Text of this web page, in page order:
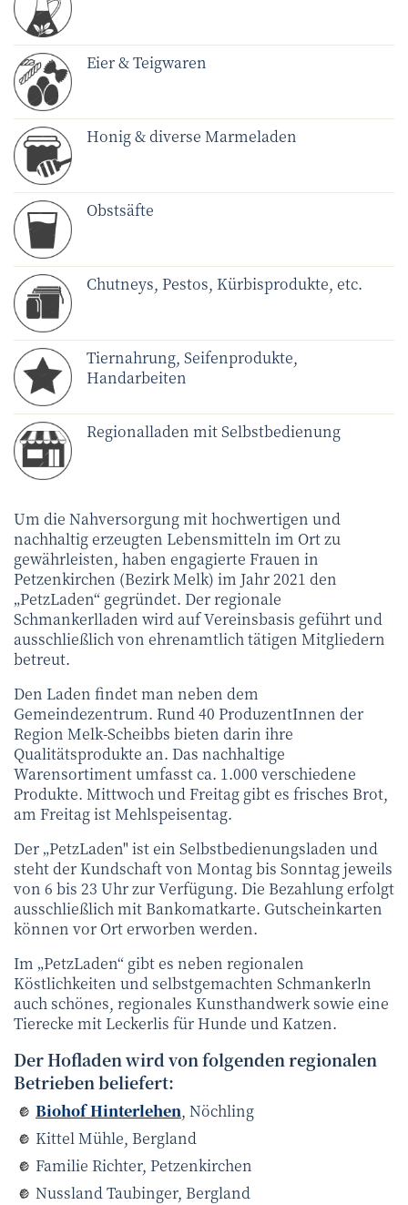
Eier & Teigwaren
Honig & diverse Marmeladen
Obstsäfte
Chutneys, Pestos, Kürbisprodukte, etc.
Tiernahrung, Seifenprodukte,
Handarbeiten
Regionalladen mit Selbstbedienung
Um die Nahversorgung mit hochwertigen und
nachhaltig erzeugten Lebensmitteln im Ort zu
gewährleisten, haben engagierte Frauen in
Petzenkirchen (Bezirk Melk) im Jahr 2021 den
„PetzLaden“ gegründet. Der regionale
Schmankerlladen wird auf Vereinsbasis geführt und
ausschließlich von ehrenamtlich tätigen Mitgliedern
betreut.
Den Laden findet man neben dem
Gemeindezentrum. Rund 40 ProduzentInnen der
Region Melk-Scheibbs bieten darin ihre
Qualitätsprodukte an. Das nachhaltige
Warensortiment umfasst ca. 1.000 verschiedene
Produkte. Mittwoch und Freitag gibt es frisches Brot,
am Freitag ist Mehlspeisentag.
Der „PetzLaden" ist ein Selbstbedienungsladen und
steht der Kundschaft von Montag bis Sonntag jeweils
von 6 bis 23 Uhr zur Verfügung. Die Bezahlung erfolgt
ausschließlich mit Bankomatkarte. Gutscheinkarten
können vor Ort erworben werden.
Im „PetzLaden“ gibt es neben regionalen
Köstlichkeiten und selbstgemachten Schmankerln
auch schönes, regionales Kunsthandwerk sowie eine
Tierecke mit Leckerlis für Hunde und Katzen.
Der Hofladen wird von folgenden regionalen
Betrieben beliefert:
Biohof Hinterlehen, Nöchling
Kittel Mühle, Bergland
Familie Richter, Petzenkirchen
Nussland Taubinger, Bergland